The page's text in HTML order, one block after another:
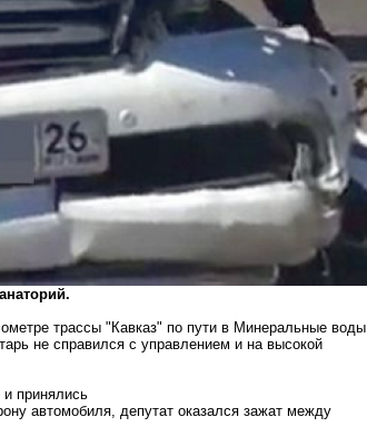
трассы "Кавказ" по пути в Минеральные воды.
не справился с управлением и на высокой
принялись
автомобиля, депутат оказался зажат между